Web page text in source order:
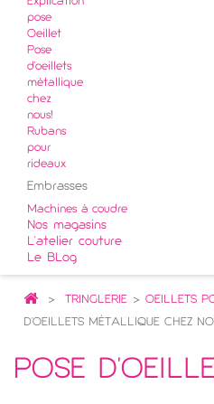
pose
Oeillet
Pose
d'oeillets
métallique
chez
nous!
Rubans
pour
rideaux
Embrasses
Machines à coudre
Nos magasins
L'atelier couture
Le BLog
> TRINGLERIE > OEILLETS
D'OEILLETS MÉTALLIQUE CHEZ
POSE